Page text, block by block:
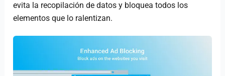
evita la recopilación de datos y bloquea todos los
elementos que lo ralentizan.